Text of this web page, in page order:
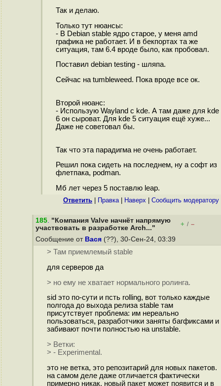
Так и делаю.
Только тут нюансы:
- В Debian stable ядро старое, у меня amd
графика не работает. И в бекпортах та же
ситуация, там 6.4 вроде было, как пробовал.
Поставил debian testing - шляпа.
Сейчас на tumbleweed. Пока вроде все ок.
Второй нюанс:
- Использую Wayland с kde. А там даже для kde
6 он сыроват. Для kde 5 ситуация ещё хуже...
Даже не советовал бы.
Так что эта парадигма не очень работает.
Решил пока сидеть на последнем, ну а софт из
флетпака, podman.
Мб лет через 5 поставлю leap.
Ответить Правка| Наверх Cообщить модератору
185. "Компания Valve начнёт напрямую
участвовать в разработке Arch..."
+ / –
Сообщение от Вася (??), 30-Сен-24, 03:39
> Там приемлемый stable
для серверов да
> но ему не хватает нормального ролинга.
sid это по-сути и псть rolling, вот только каждые
полгода до выхода релиза stable там
присутствует проблема: им нереально
пользоваться, разработчики заняты багфиксами и
забивают почти полностью на unstable.
> Ветки:
> - Experimental.
это не ветка, это репозитарий для новых пакетов.
на самом деле даже отличается фактически
примерно никак, новый пакет может появится и в